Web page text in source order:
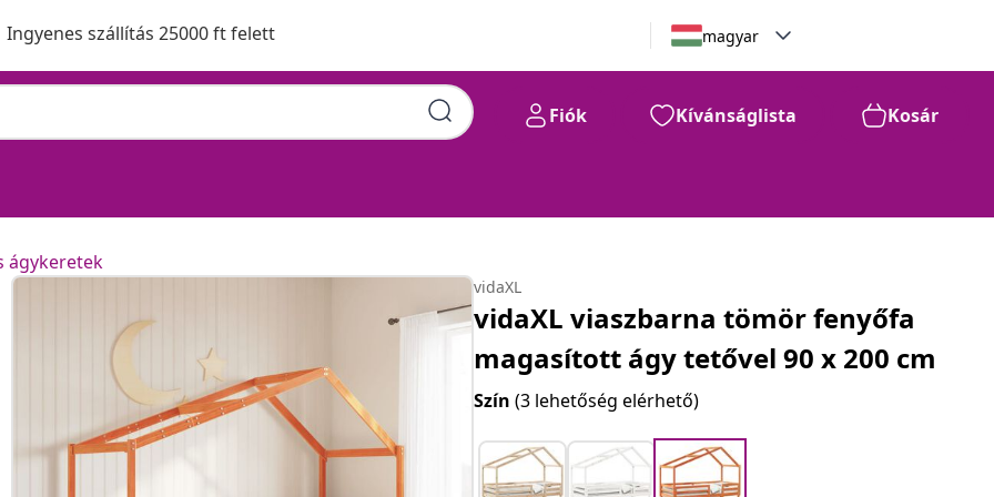
Ingyenes szállítás 25000 ft felett magyar
Fiók Kívánságlista Kosár
ágykeretek
vidaXL
vidaXL viaszbarna tömör fenyőfa
magasított ágy tetővel 90 x 200 cm
Szín(3 lehetőség elérhető)